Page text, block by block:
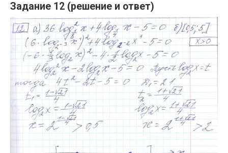
Задание 12 (решение и ответ)